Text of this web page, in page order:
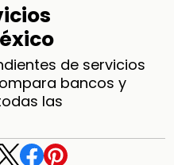
de servicios
bancos y
las